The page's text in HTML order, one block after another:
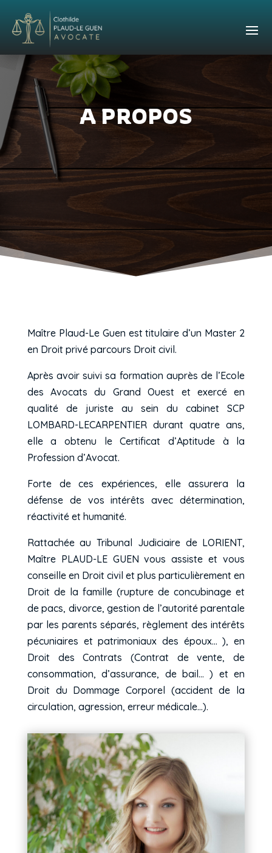
A PROPOS
Maître Plaud-Le Guen est titulaire d’un Master 2
en Droit privé parcours Droit civil.
Après avoir suivi sa formation auprès de l’Ecole
des Avocats du Grand Ouest et exercé en
qualité de juriste au sein du cabinet SCP
LOMBARD-LECARPENTIER durant quatre ans,
elle a obtenu le Certificat d’Aptitude à la
Profession d’Avocat.
Forte de ces expériences, elle assurera la
défense de vos intérêts avec détermination,
réactivité et humanité.
Rattachée au Tribunal Judiciaire de LORIENT,
Maître PLAUD-LE GUEN vous assiste et vous
conseille en Droit civil et plus particulièrement en
Droit de la famille (rupture de concubinage et
de pacs, divorce, gestion de l’autorité parentale
par les parents séparés, règlement des intérêts
pécuniaires et patrimoniaux des époux… ), en
Droit des Contrats (Contrat de vente, de
consommation, d’assurance, de bail… ) et en
Droit du Dommage Corporel (accident de la
circulation, agression, erreur médicale…).